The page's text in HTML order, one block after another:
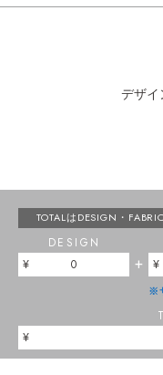
デザ
TOTALはDESIGN・
DESIGN
0
+
※